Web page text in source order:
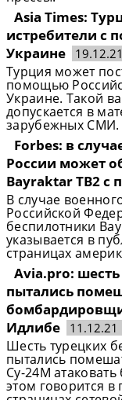
Asia Times:
истребители с
Украине
19.12.21
Турция может
помощью
Украине. Такой
допускается в
зарубежных СМИ.
Forbes: в
России может
Bayraktar TB2
В случае
Российской
беспилотники
указывается в
страницах
Avia.pro:
пытались
Идлибе
11.12.21
Шесть турецких
пытались
Су-24М
этом говорится